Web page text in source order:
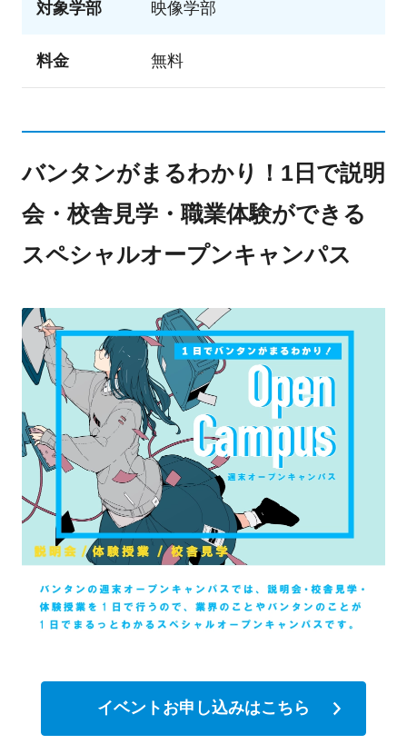
対象学部 映像学部
料金 無料
バンタンがまるわかり！1日で説明
会・校舎見学・職業体験ができる
スペシャルオープンキャンパス
イベントお申し込みはこちら